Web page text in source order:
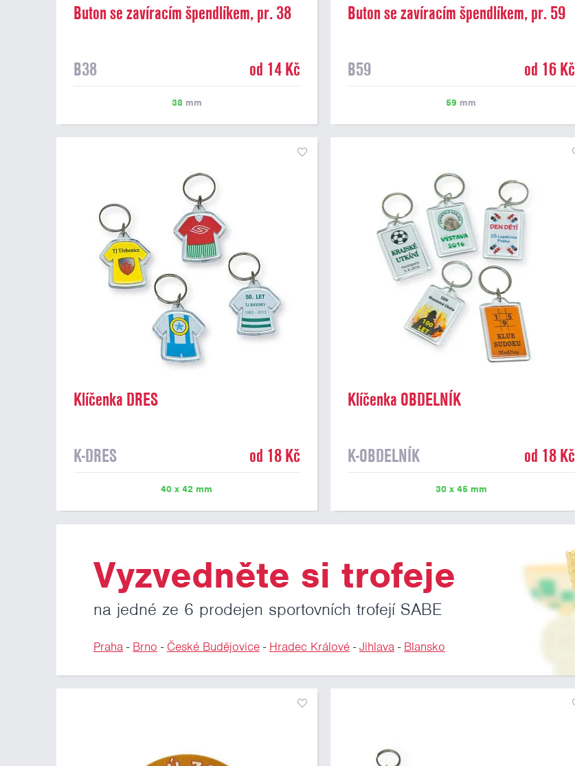
Buton se zavíracím špendlíkem, pr. 38
B38
od 14 Kč
38 mm
Buton se zavíracím špendlíkem, pr. 59
B59
od 16 Kč
59 mm
Klíčenka DRES
K-DRES od 18 Kč
40 x 42 mm
Klíčenka OBDELNÍK
K-OBDELNÍK od 18 Kč
30 x 45 mm
Vyzvedněte si trofeje
na jedné ze 6 prodejen sportovních trofejí SABE
Praha- Brno - České Budějovice- Hradec Králové-Jihlava- Blansko